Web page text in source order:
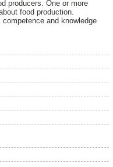
producers. One or more
food production.
and knowledge